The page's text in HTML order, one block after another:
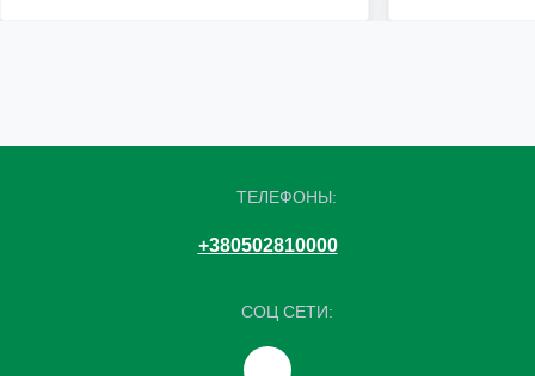
ТЕЛЕФОНЫ:
+380502810000
СОЦ СЕТИ: